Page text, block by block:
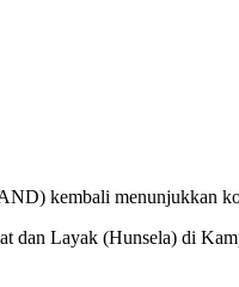
kembali menunjukkan
Layak (Hunsela) di